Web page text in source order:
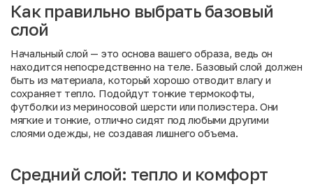
Как правильно выбрать базовый
слой
Начальный слой — это основа вашего образа, ведь он
находится непосредственно на теле. Базовый слой должен
быть из материала, который хорошо отводит влагу и
сохраняет тепло. Подойдут тонкие термокофты,
футболки из мериносовой шерсти или полиэстера. Они
мягкие и тонкие, отлично сидят под любыми другими
слоями одежды, не создавая лишнего объема.
Средний слой: тепло и комфорт